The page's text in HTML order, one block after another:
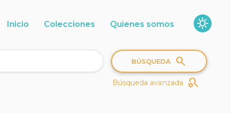
sunny
Inicio Colecciones Quienes somos
BÚSQUEDA search
Búsqueda avanzada search_gear